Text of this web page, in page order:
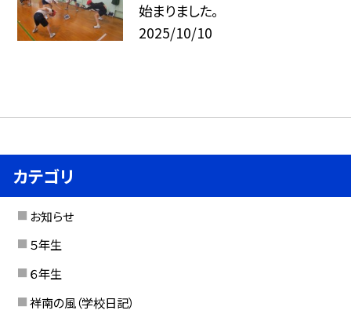
始まりました。
2025/10/10
カテゴリ
お知らせ
５年生
６年生
祥南の風（学校日記）